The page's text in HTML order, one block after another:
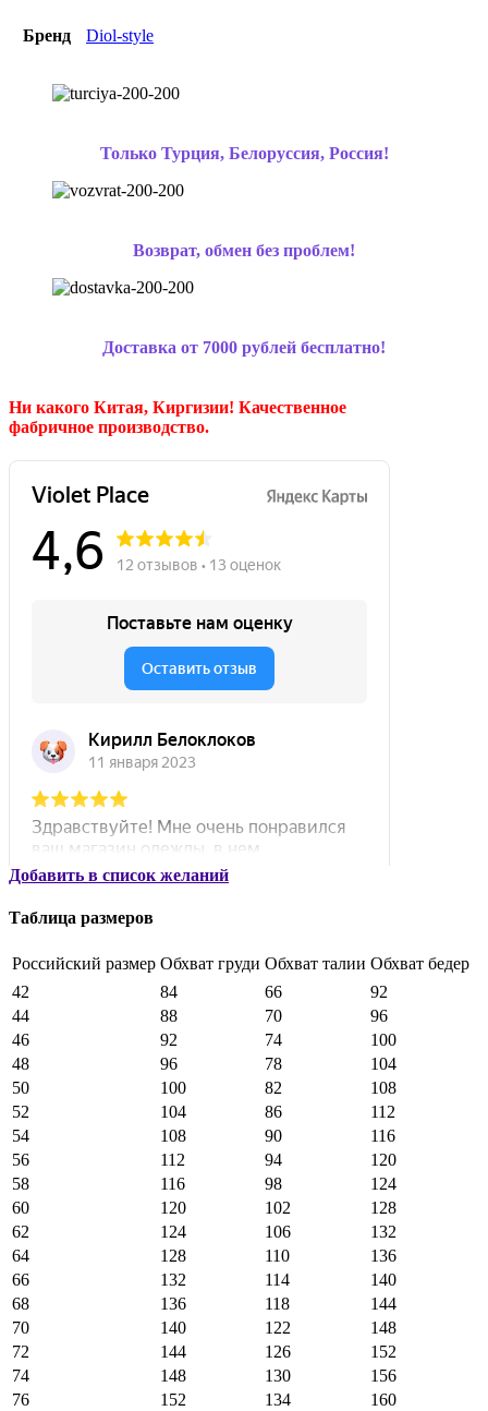
Бренд Diol-style
Только Турция, Белоруссия, Россия!
Возврат, обмен без проблем!
Доставка от 7000 рублей бесплатно!
Ни какого Китая, Киргизии! Качественное
фабричное производство.
Добавить в список желаний
Таблица размеров
Российский размер Обхват груди Обхват талии Обхват бедер
42
84 66
92
44
88 70
96
46
92 74
100
48
96 78
104
50
100 82
108
52
104 86
112
54
108 90
116
56
112 94
120
58
116 98
124
60
120 102
128
62
124 106
132
64
128 110
136
66
132 114
140
68
136 118
144
70
140 122
148
72
144 126
152
74
148 130
156
76
152 134
160